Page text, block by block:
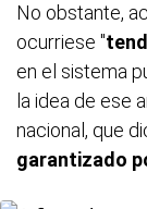
No obstante,
ocurriese "
en el sistema
la idea de ese
nacional, que
garantizado